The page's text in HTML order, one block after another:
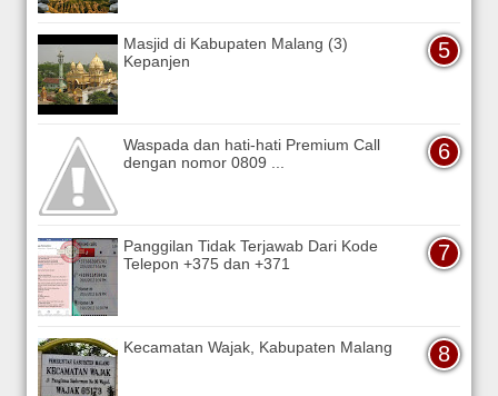
Masjid di Kabupaten Malang (3)
Kepanjen
Waspada dan hati-hati Premium Call
dengan nomor 0809 ...
Panggilan Tidak Terjawab Dari Kode
Telepon +375 dan +371
Kecamatan Wajak, Kabupaten Malang